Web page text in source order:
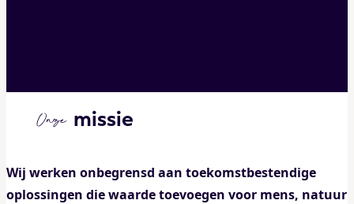
Onze missie
Wij werken onbegrensd aan toekomstbestendige
oplossingen die waarde toevoegen voor mens, natuur